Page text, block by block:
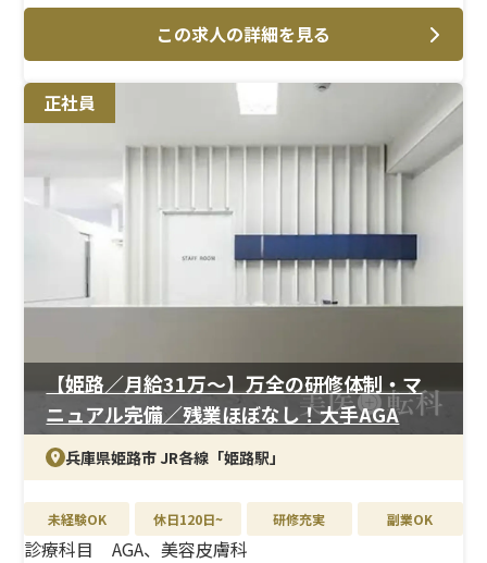
美容外科におけるオペ介助を中心に、注射・採血・点滴
などの基本施術、患者様対応を担当します。病棟やオペ室
経験を活かしながら、美容外科ならではの専門的な業務
＜待遇＞
月16日勤務で25.6万円以上と、効率よく働ける勤務体制
が魅力です。昇給・賞与、各種手当や社員割引も充実して
おり、プライベートと両立しながら安定したキャリア形成
この求人の詳細を見る
正社員
【姫路／月給31万〜】万全の研修体制・マ
ニュアル完備／残業ほぼなし！大手AGA
兵庫県姫路市 JR各線「姫路駅」
未経験OK 休日120日~ 研修充実 副業OK
診療科目
AGA、美容皮膚科